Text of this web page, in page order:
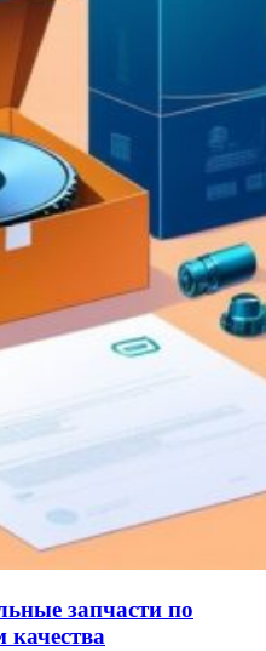
запчасти по
качества